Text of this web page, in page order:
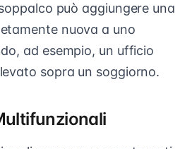
può aggiungere una
nuova a uno
ad esempio, un ufficio
sopra un soggiorno.